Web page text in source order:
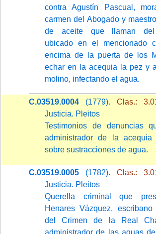
contra Agustín Pascual,
carmen del Abogado y
de aceite que llaman del
ubicado en el mencionado
encima de la puerta de los
echar en la acequia la pez y
molino, infectando el agua.
C.03519.0004 (1779). Clas.:
Justicia. Pleitos
Testimonios de denuncias
administrador de la acequia
sobre sustracciones de agua.
C.03519.0005 (1782). Clas.:
Justicia. Pleitos
Querella criminal que
Henares Vázquez,
del Crimen de la Real
administrador de las aguas